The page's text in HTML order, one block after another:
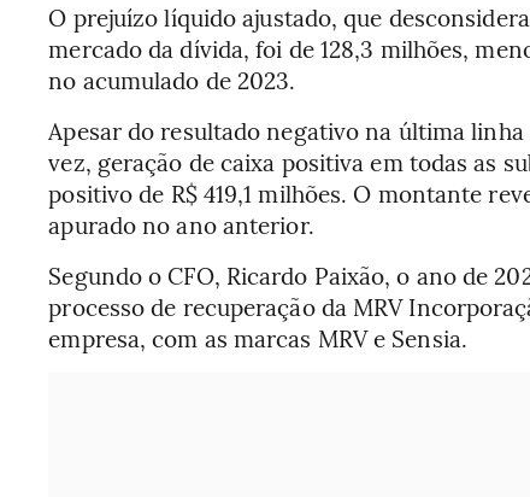
O prejuízo líquido ajustado, que
mercado da dívida, foi de 128,3 milhões,
no acumulado de 2023.
Apesar do resultado negativo na última
vez, geração de caixa positiva em todas as
positivo de R$ 419,1 milhões. O montante
apurado no ano anterior.
Segundo o CFO, Ricardo Paixão, o ano de
processo de recuperação da MRV
empresa, com as marcas MRV e Sensia.